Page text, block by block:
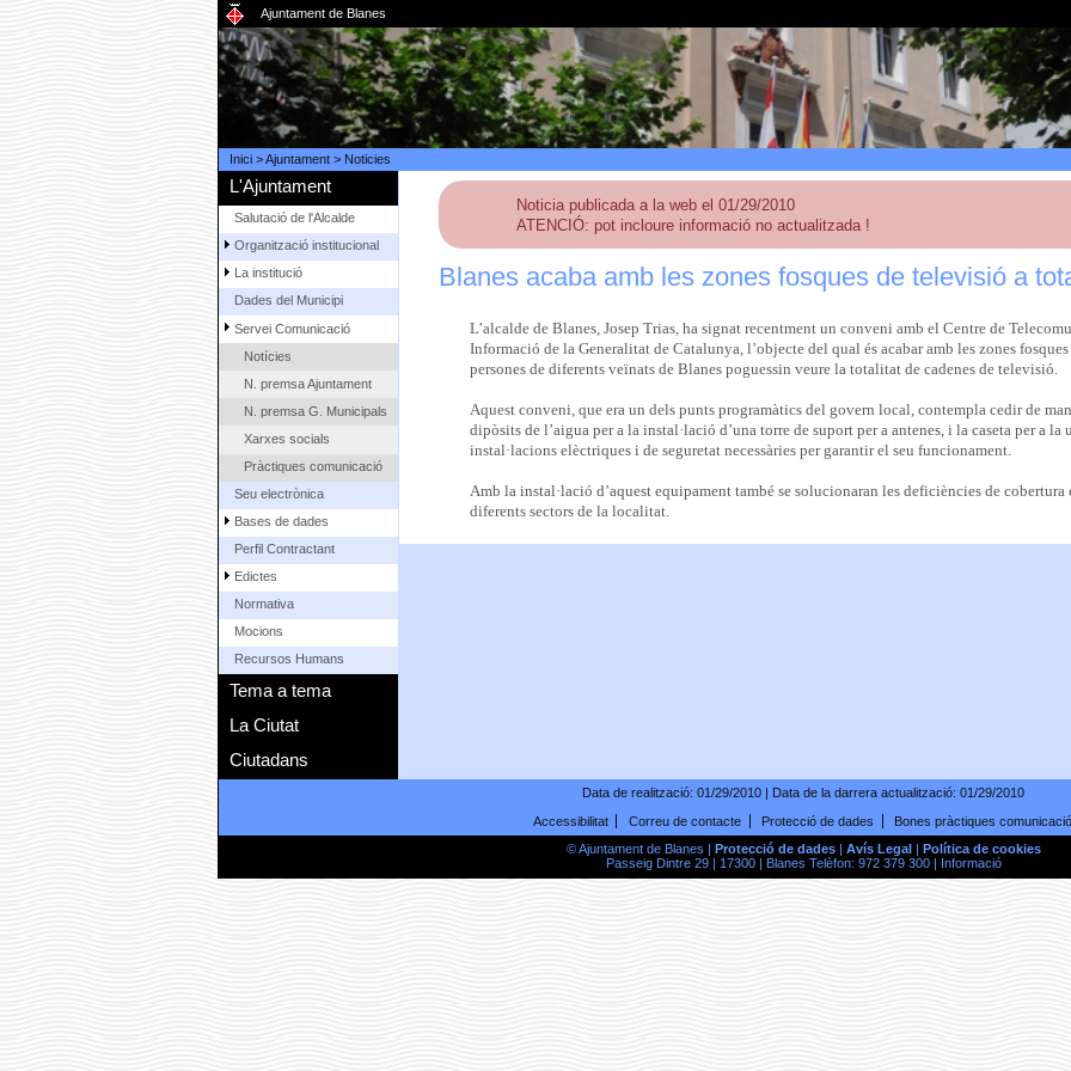
Ajuntament de Blanes
Inici>Ajuntament> Noticies
L'Ajuntament
Salutació de l'Alcalde
Organització institucional
La institució
Dades del Municipi
Servei Comunicació
Notícies
N. premsa Ajuntament
N. premsa G. Municipals
Xarxes socials
Pràctiques comunicació
Seu electrònica
Bases de dades
Perfil Contractant
Edictes
Normativa
Mocions
Recursos Humans
Tema a tema
La Ciutat
Ciutadans
Noticia publicada a la web el 01/29/2010
ATENCIÓ: pot incloure informació no actualitzada !
Blanes acaba amb les zones fosques de televisió a
L’alcalde de Blanes, Josep Trias, ha signat recentment un conveni amb el Centre de
Informació de la Generalitat de Catalunya, l’objecte del qual és acabar amb les zones
persones de diferents veïnats de Blanes poguessin veure la totalitat de cadenes de televisió.
Aquest conveni, que era un dels punts programàtics del govern local, contempla cedir de
dipòsits de l’aigua per a la instal·lació d’una torre de suport per a antenes, i la caseta per a
instal·lacions elèctriques i de seguretat necessàries per garantir el seu funcionament.
Amb la instal·lació d’aquest equipament també se solucionaran les deficiències de
diferents sectors de la localitat.
Data de realització: 01/29/2010 | Data de la darrera actualització: 01/29/2010
Accessibilitat
Correu de contacte Protecció de dades
Bones pràctiques
© Ajuntament de Blanes |
Protecció de dades| Avís Legal
Política de cookies
Passeig Dintre 29 | 17300 | Blanes Telèfon: 972 379 300 |
Informació